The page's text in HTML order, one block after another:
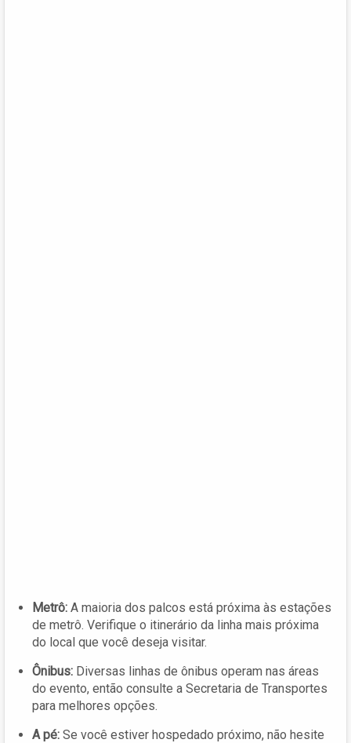
Metrô: A maioria dos palcos está próxima às estações
de metrô. Verifique o itinerário da linha mais próxima
do local que você deseja visitar.
Ônibus: Diversas linhas de ônibus operam nas áreas
do evento, então consulte a Secretaria de Transportes
para melhores opções.
A pé: Se você estiver hospedado próximo, não hesite